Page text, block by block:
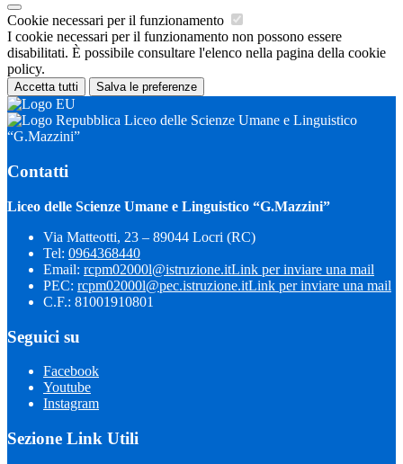
Cookie necessari per il funzionamento
I cookie necessari per il funzionamento non possono essere
disabilitati. È possibile consultare l'elenco nella pagina della cookie
policy.
Accetta tutti Salva le preferenze
Liceo delle Scienze Umane e Linguistico
“G.Mazzini”
Contatti
Liceo delle Scienze Umane e Linguistico “G.Mazzini”
Via Matteotti, 23 – 89044 Locri (RC)
Tel: 0964368440
Email: rcpm02000l@istruzione.itLink per inviare una mail
PEC: rcpm02000l@pec.istruzione.itLink per inviare una mail
C.F.: 81001910801
Seguici su
Facebook
Youtube
Instagram
Sezione Link Utili